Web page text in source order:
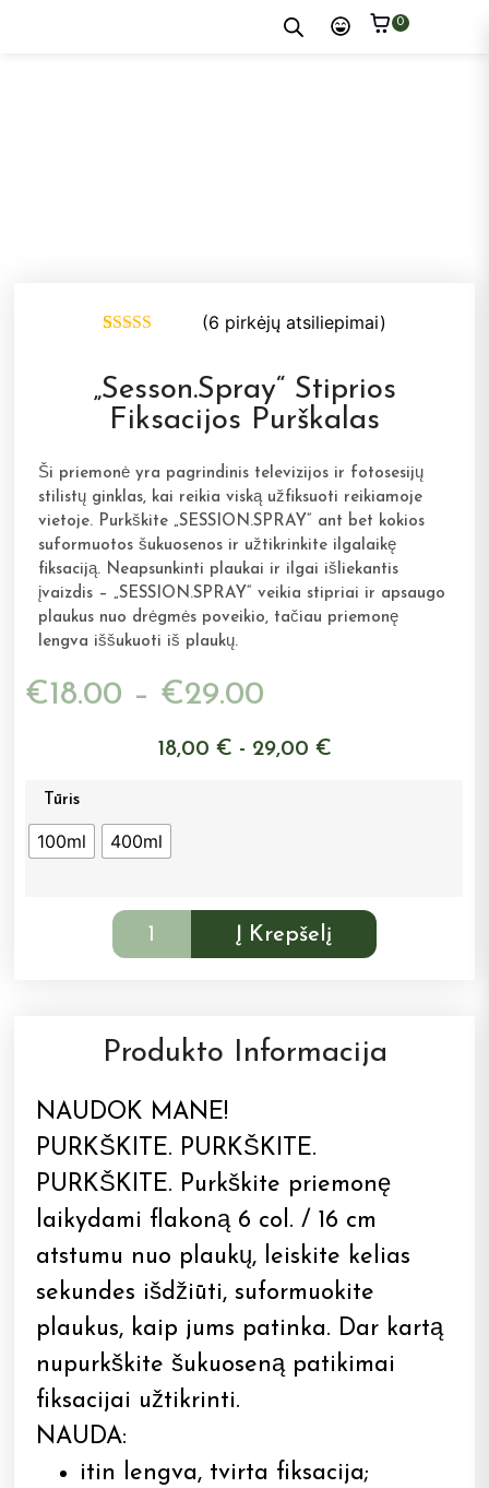
0
(viso
įvertinimų:)
(6 pirkėjų atsiliepimai)
„Sesson.Spray“ Stiprios
Fiksacijos Purškalas
Ši priemonė yra pagrindinis televizijos ir fotosesijų
stilistų ginklas, kai reikia viską užfiksuoti reikiamoje
vietoje. Purkškite „SESSION.SPRAY“ ant bet kokios
suformuotos šukuosenos ir užtikrinkite ilgalaikę
fiksaciją. Neapsunkinti plaukai ir ilgai išliekantis
įvaizdis – „SESSION.SPRAY“ veikia stipriai ir apsaugo
plaukus nuo drėgmės poveikio, tačiau priemonę
lengva iššukuoti iš plaukų.
€18.00 – €29.00
18,00 € - 29,00 €
Tūris
100ml 400ml
Į Krepšelį
Produkto Informacija
NAUDOK MANE!
PURKŠKITE. PURKŠKITE.
PURKŠKITE. Purkškite priemonę
laikydami flakoną 6 col. / 16 cm
atstumu nuo plaukų, leiskite kelias
sekundes išdžiūti, suformuokite
plaukus, kaip jums patinka. Dar kartą
nupurkškite šukuoseną patikimai
fiksacijai užtikrinti.
NAUDA:
itin lengva, tvirta fiksacija;